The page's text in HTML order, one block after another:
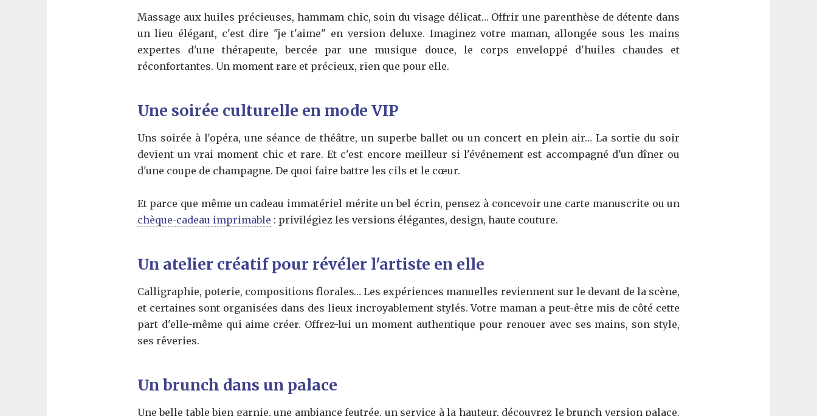
Massage aux huiles précieuses, hammam chic, soin du visage délicat… Offrir une parenthèse de détente dans
un lieu élégant, c'est dire "je t'aime" en version deluxe. Imaginez votre maman, allongée sous les mains
expertes d'une thérapeute, bercée par une musique douce, le corps enveloppé d'huiles chaudes et
réconfortantes. Un moment rare et précieux, rien que pour elle.
Une soirée culturelle en mode VIP
Uns soirée à l'opéra, une séance de théâtre, un superbe ballet ou un concert en plein air… La sortie du soir
devient un vrai moment chic et rare. Et c'est encore meilleur si l'événement est accompagné d'un dîner ou
d'une coupe de champagne. De quoi faire battre les cils et le cœur.
Et parce que même un cadeau immatériel mérite un bel écrin, pensez à concevoir une carte manuscrite ou un
chèque-cadeau imprimable : privilégiez les versions élégantes, design, haute couture.
Un atelier créatif pour révéler l'artiste en elle
Calligraphie, poterie, compositions florales… Les expériences manuelles reviennent sur le devant de la scène,
et certaines sont organisées dans des lieux incroyablement stylés. Votre maman a peut-être mis de côté cette
part d'elle-même qui aime créer. Offrez-lui un moment authentique pour renouer avec ses mains, son style,
ses rêveries.
Un brunch dans un palace
Une belle table bien garnie, une ambiance feutrée, un service à la hauteur, découvrez le brunch version palace.